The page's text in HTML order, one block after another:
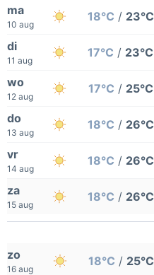
ma
10 aug
18°C / 23°C
di
11 aug
17°C / 23°C
wo
12 aug
17°C / 25°C
do
13 aug
18°C / 26°C
vr
14 aug
18°C / 26°C
za
15 aug
18°C / 26°C
zo
16 aug
18°C / 25°C